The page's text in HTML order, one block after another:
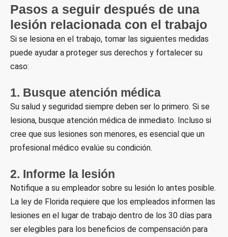
Pasos a seguir después de una
lesión relacionada con el trabajo
Si se lesiona en el trabajo, tomar las siguientes medidas
puede ayudar a proteger sus derechos y fortalecer su
caso:
1. Busque atención médica
Su salud y seguridad siempre deben ser lo primero. Si se
lesiona, busque atención médica de inmediato. Incluso si
cree que sus lesiones son menores, es esencial que un
profesional médico evalúe su condición.
2. Informe la lesión
Notifique a su empleador sobre su lesión lo antes posible.
La ley de Florida requiere que los empleados informen las
lesiones en el lugar de trabajo dentro de los 30 días para
ser elegibles para los beneficios de compensación para